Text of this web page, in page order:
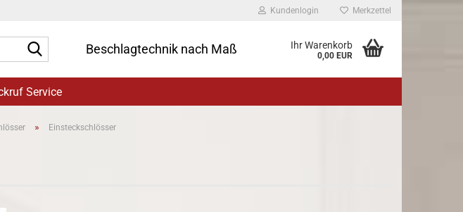
Kundenlogin Merkzettel
Beschlagtechnik nach Maß Ihr Warenkorb
0,00 EUR
Service
» Einsteckschlösser